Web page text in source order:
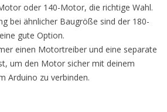
oder 140-Motor, die richtige Wahl.
bei ähnlicher Baugröße sind der 180-
gute Option.
einen Motortreiber und eine separate
um den Motor sicher mit deinem
Arduino zu verbinden.